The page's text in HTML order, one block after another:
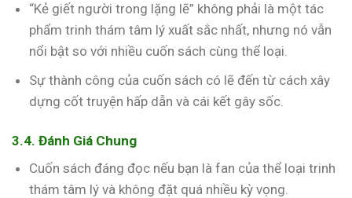
“Kẻ giết người trong lặng lẽ” không phải là một tác
phẩm trinh thám tâm lý xuất sắc nhất, nhưng nó vẫn
nổi bật so với nhiều cuốn sách cùng thể loại.
Sự thành công của cuốn sách có lẽ đến từ cách xây
dựng cốt truyện hấp dẫn và cái kết gây sốc.
3.4. Đánh Giá Chung
Cuốn sách đáng đọc nếu bạn là fan của thể loại trinh
thám tâm lý và không đặt quá nhiều kỳ vọng.